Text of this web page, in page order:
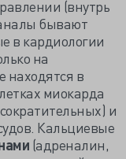
(внутрь
бывают
в кардиологии
на
находятся в
миокарда
и
Кальциевые
(адреналин,